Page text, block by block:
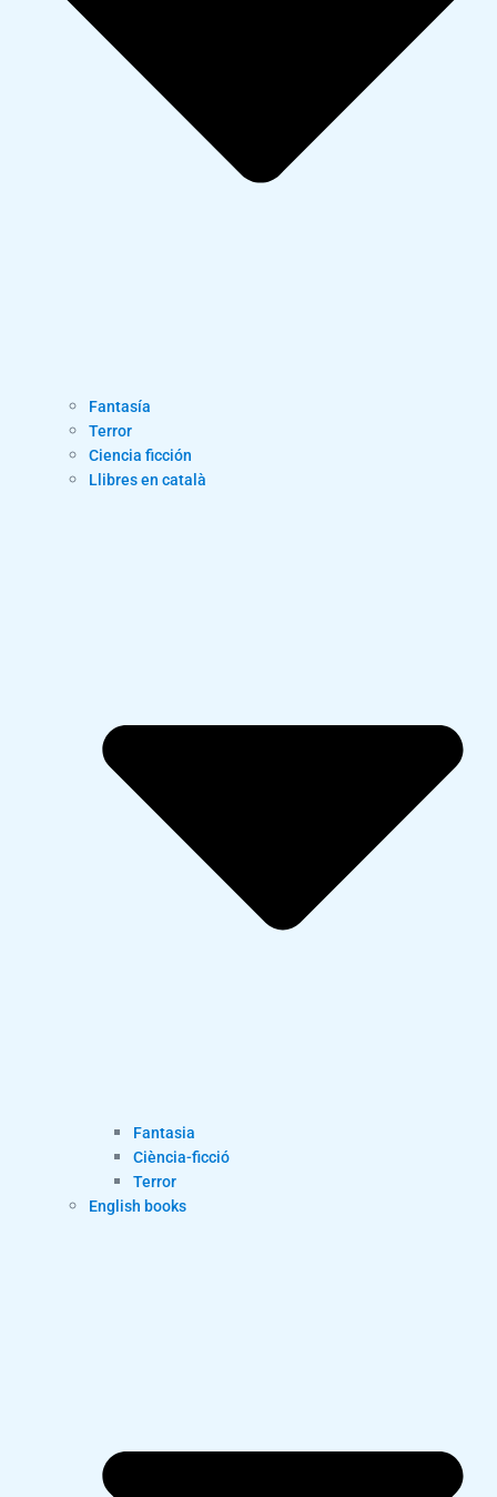
Fantasía
Terror
Ciencia ficción
Llibres en català
Fantasia
Ciència-ficció
Terror
English books